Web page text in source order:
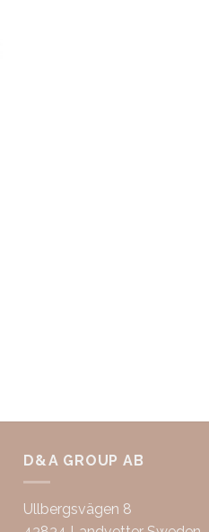
D&A GROUP AB
Ullbergsvägen 8